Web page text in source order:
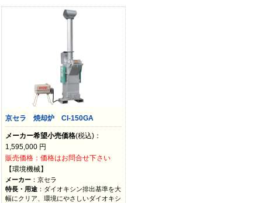
京セラ 焼却炉 CI-150GA
メーカー希望小売価格(税込)：
1,595,000 円
販売価格：価格はお問合せ下さい
【環境機械】
メーカー ：京セラ
特長・用途 ：ダイオキシン排出基準を大
幅にクリア、環境にやさしいダイオキシ